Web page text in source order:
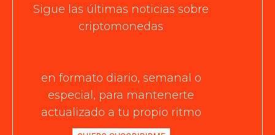
Sigue las últimas noticias sobre
criptomonedas
en formato diario, semanal o
especial, para mantenerte
actualizado a tu propio ritmo